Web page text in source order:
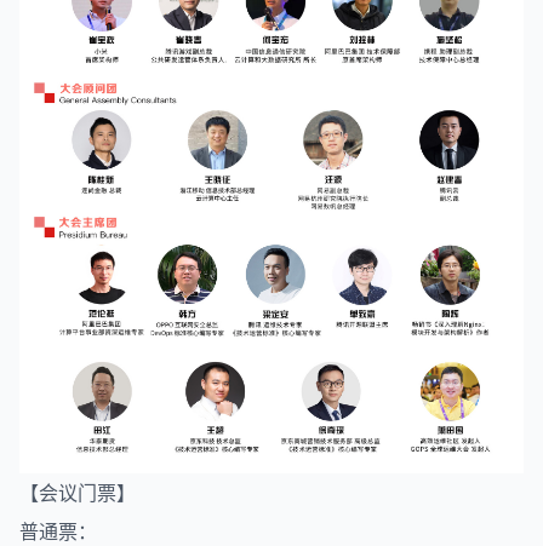
【会议门票】
普通票：